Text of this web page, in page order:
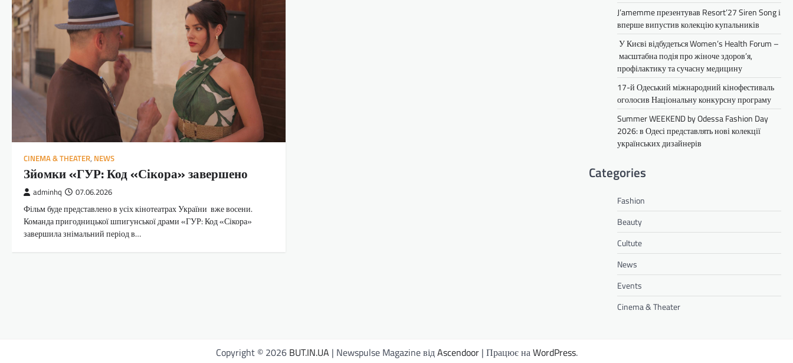
CINEMA & THEATER, NEWS
Зйомки «ГУР: Код «Сікора» завершено
adminhq 07.06.2026
Фільм буде представлено в усіх кінотеатрах України вже восени.
Команда пригодницької шпигунської драми «ГУР: Код «Сікора»
завершила знімальний період в…
J’amemme презентував Resort’27 Siren Song і
вперше випустив колекцію купальників
У Києві відбудеться Women’s Health Forum –
масштабна подія про жіноче здоров’я,
профілактику та сучасну медицину
17-й Одеський міжнародний кінофестиваль
оголосив Національну конкурсну програму
Summer WEEKEND by Odessa Fashion Day
2026: в Одесі представлять нові колекції
українських дизайнерів
Categories
Fashion
Beauty
Cultute
News
Events
Cinema & Theater
Copyright © 2026 BUT.IN.UA | Newspulse Magazine відAscendoor| Працює наWordPress.